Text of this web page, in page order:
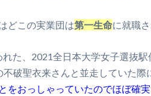
どこの実業団は第一生命に就職
た、2021全日本大学女子選抜
破聖衣来さんと並走していた際
をおっしゃっていたのでほぼ確実